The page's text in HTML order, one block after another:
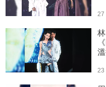
27
23